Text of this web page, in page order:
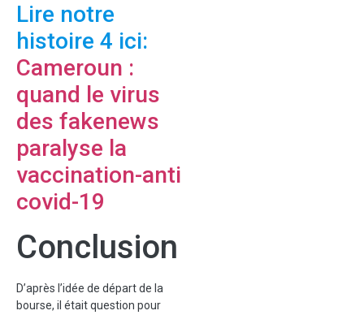
Lire notre
histoire 4 ici:
Cameroun :
quand le virus
des fakenews
paralyse la
vaccination-anti
covid-19
Conclusion
D’après l’idée de départ de la
bourse, il était question pour